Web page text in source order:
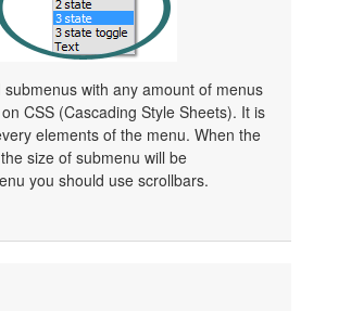
with any amount of menus
CSS (Cascading Style Sheets). It is
elements of the menu. When the
size of submenu will be
you should use scrollbars.